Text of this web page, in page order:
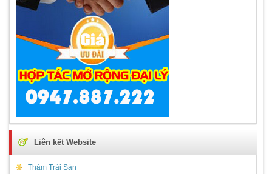
Liên kết Website
Thảm Trải Sàn